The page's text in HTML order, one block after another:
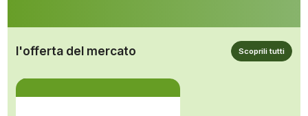
l'offerta del mercato Scoprili tutti